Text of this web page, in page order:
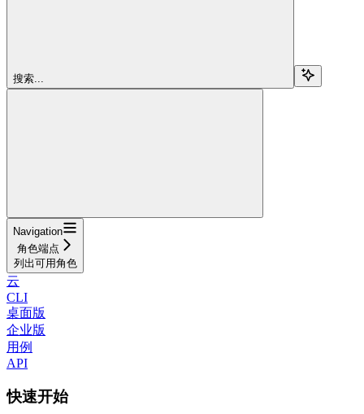
搜索...
Navigation
角色端点
列出可用角色
云
CLI
桌面版
企业版
用例
API
快速开始